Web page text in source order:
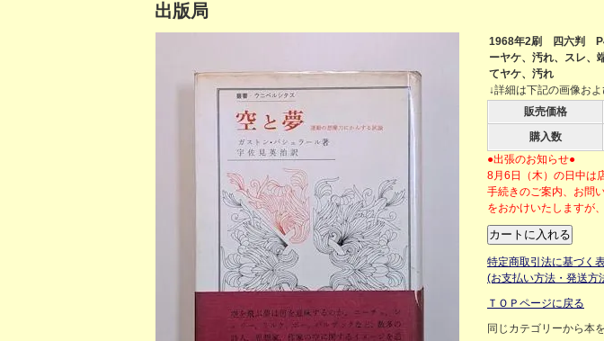
出版局
1968年2刷 四六判
ーヤケ、汚れ、スレ
てヤケ、汚れ
↓詳細は下記の画像お
販売価格
購入数
●出張のお知らせ●
8月6日（木）の日中は
手続きのご案内、お問
をおかけいたしますが
特定商取引法に基づく
(お支払い方法・発送方
ＴＯＰページに戻る
同じカテゴリーから本